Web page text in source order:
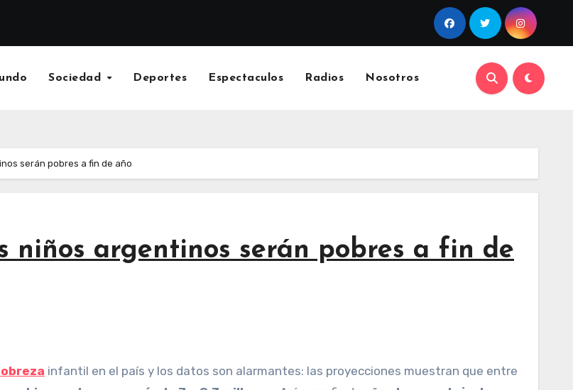
Sociedad Deportes Espectaculos Radios Nosotros
serán pobres a fin de año
niños argentinos serán pobres a fin de
infantil en el país y los datos son alarmantes: las proyecciones muestran que entre